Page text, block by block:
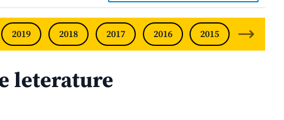
2019 2018 2017 2016 2015 2014
leterature